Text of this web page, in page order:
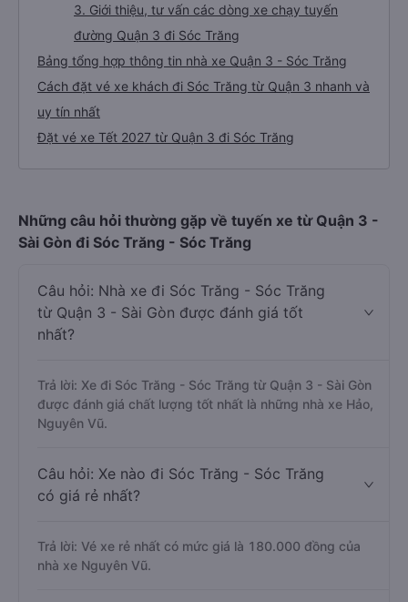
3. Giới thiệu, tư vấn các dòng xe chạy tuyến
đường Quận 3 đi Sóc Trăng
Bảng tổng hợp thông tin nhà xe Quận 3 - Sóc Trăng
Cách đặt vé xe khách đi Sóc Trăng từ Quận 3 nhanh và
uy tín nhất
Đặt vé xe Tết 2027 từ Quận 3 đi Sóc Trăng
Những câu hỏi thường gặp về tuyến xe từ Quận 3 -
Sài Gòn đi Sóc Trăng - Sóc Trăng
Câu hỏi: Nhà xe đi Sóc Trăng - Sóc Trăng
từ Quận 3 - Sài Gòn được đánh giá tốt
nhất?
Trả lời: Xe đi Sóc Trăng - Sóc Trăng từ Quận 3 - Sài Gòn
được đánh giá chất lượng tốt nhất là những nhà xe Hảo,
Nguyên Vũ.
Câu hỏi: Xe nào đi Sóc Trăng - Sóc Trăng
có giá rẻ nhất?
Trả lời: Vé xe rẻ nhất có mức giá là 180.000 đồng của
nhà xe Nguyên Vũ.